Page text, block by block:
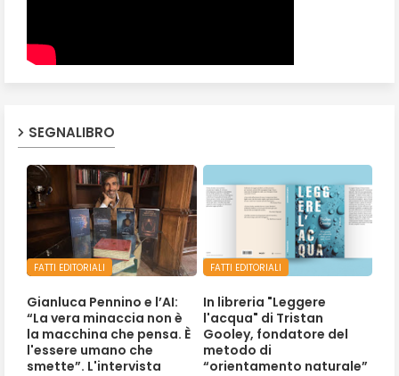
SEGNALIBRO
FATTI EDITORIALI
Gianluca Pennino e l’AI:
“La vera minaccia non è
la macchina che pensa. È
l'essere umano che
smette”. L'intervista
FATTI EDITORIALI
In libreria "Leggere
l'acqua" di Tristan
Gooley, fondatore del
metodo di
“orientamento naturale”